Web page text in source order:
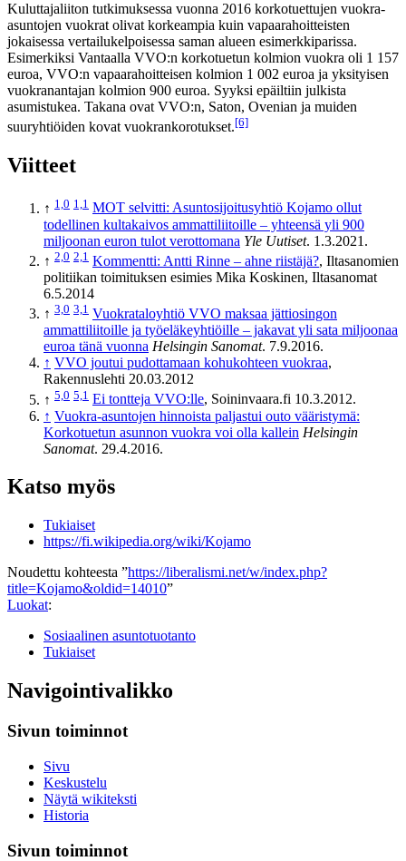
Kuluttajaliiton tutkimuksessa vuonna 2016 korkotuettujen vuokra-
asuntojen vuokrat olivat korkeampia kuin vapaarahoitteisten
jokaisessa vertailukelpoisessa saman alueen esimerkkiparissa.
Esimerkiksi Vantaalla VVO:n korkotuetun kolmion vuokra oli 1 157
euroa, VVO:n vapaarahoitteisen kolmion 1 002 euroa ja yksityisen
vuokranantajan kolmion 900 euroa. Syyksi epäiltiin julkista
asumistukea. Takana ovat VVO:n, Saton, Ovenian ja muiden
suuryhtiöiden kovat vuokrankorotukset.[6]
Viitteet
↑ 1,0 1,1 MOT selvitti: Asuntosijoitusyhtiö Kojamo ollut
todellinen kultakaivos ammattiliitoille – yhteensä yli 900
miljoonan euron tulot verottomana Yle Uutiset. 1.3.2021.
↑ 2,0 2,1 Kommentti: Antti Rinne – ahne riistäjä?, Iltasanomien
politiikan toimituksen esimies Mika Koskinen, Iltasanomat
6.5.2014
↑ 3,0 3,1 Vuokrataloyhtiö VVO maksaa jättiosingon
ammattiliitoille ja työeläkeyhtiöille – jakavat yli sata miljoonaa
euroa tänä vuonna Helsingin Sanomat. 7.9.2016.
↑ VVO joutui pudottamaan kohukohteen vuokraa,
Rakennuslehti 20.03.2012
↑ 5,0 5,1 Ei tontteja VVO:lle, Soininvaara.fi 10.3.2012.
↑ Vuokra-asuntojen hinnoista paljastui outo vääristymä:
Korkotuetun asunnon vuokra voi olla kallein Helsingin
Sanomat. 29.4.2016.
Katso myös
Tukiaiset
https://fi.wikipedia.org/wiki/Kojamo
Noudettu kohteesta ”https://liberalismi.net/w/index.php?
title=Kojamo&oldid=14010”
Luokat:
Sosiaalinen asuntotuotanto
Tukiaiset
Navigointivalikko
Sivun toiminnot
Sivu
Keskustelu
Näytä wikiteksti
Historia
Sivun toiminnot